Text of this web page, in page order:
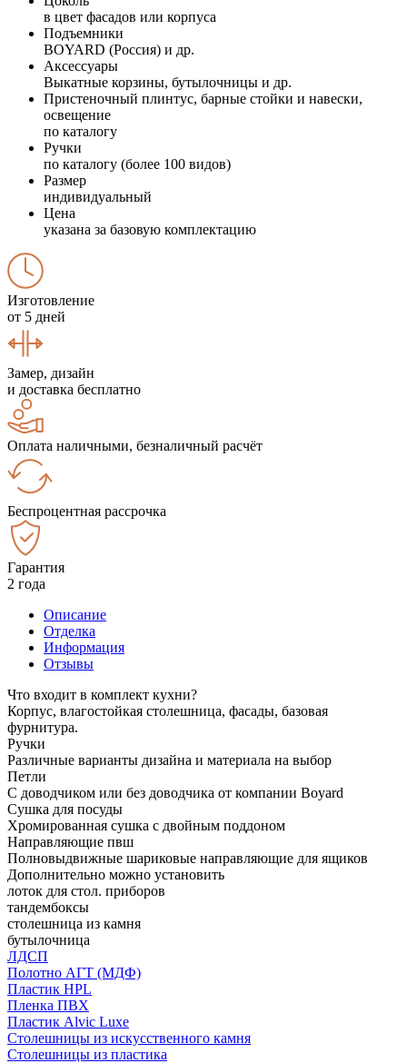
в цвет фасадов или корпуса
Подъемники
BOYARD (Россия) и др.
Аксессуары
Выкатные корзины, бутылочницы и др.
Пристеночный плинтус, барные стойки и навески,
освещение
по каталогу
Ручки
по каталогу (более 100 видов)
Размер
индивидуальный
Цена
указана за базовую комплектацию
Изготовление
от 5 дней
Замер, дизайн
и доставка бесплатно
Оплата наличными, безналичный расчёт
Беспроцентная рассрочка
Гарантия
2 года
Описание
Отделка
Информация
Отзывы
Что входит в комплект кухни?
Корпус, влагостойкая столешница, фасады, базовая
фурнитура.
Ручки
Различные варианты дизайна и материала на выбор
Петли
С доводчиком или без доводчика от компании Boyard
Сушка для посуды
Хромированная сушка с двойным поддоном
Направляющие пвш
Полновыдвижные шариковые направляющие для ящиков
Дополнительно можно установить
лоток для стол. приборов
тандембоксы
столешница из камня
бутылочница
ЛДСП
Полотно АГТ (МДФ)
Пластик HPL
Пленка ПВХ
Пластик Alvic Luxe
Столешницы из искусственного камня
Столешницы из пластика